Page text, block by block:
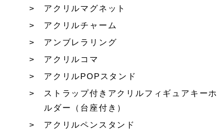
アクリルマグネット
アクリルチャーム
アンブレラリング
アクリルコマ
アクリルPOPスタンド
ストラップ付きアクリルフィギュアキーホ
ルダー（台座付き）
アクリルペンスタンド